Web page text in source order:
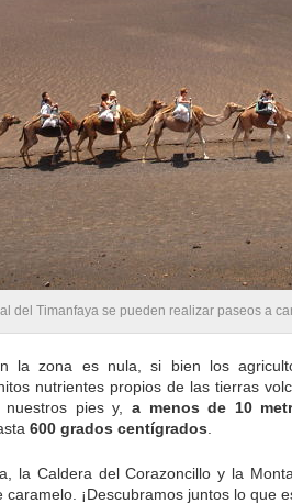
del Timanfaya se pueden realizar paseos a
la zona es nula, si bien los
nutrientes propios de las tierras
pies y, a menos de 10
600 grados centígrados
la Caldera del Corazoncillo y la
caramelo. ¡Descubramos juntos lo que